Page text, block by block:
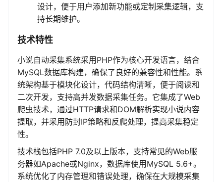
设计，便于用户添加新功能或定制采集逻辑，支
持长期维护。
技术特性
小说自动采集系统采用PHP作为核心开发语言，结合
MySQL数据库构建，确保了良好的兼容性和性能。系
统架构基于模块化设计，代码结构清晰，便于阅读和
二次开发，支持高并发数据采集任务。它集成了Web
爬虫技术，通过HTTP请求和DOM解析实现小说内容
提取，并采用防封IP策略和反爬处理，提高采集稳定
性。
技术栈包括PHP 7.0及以上版本，支持常见的Web服
务器如Apache或Nginx，数据库使用MySQL 5.6+。
系统优化了内存管理和错误处理，确保在大规模采集